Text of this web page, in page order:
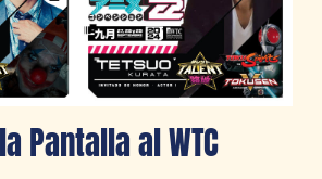
Pantalla al WTC